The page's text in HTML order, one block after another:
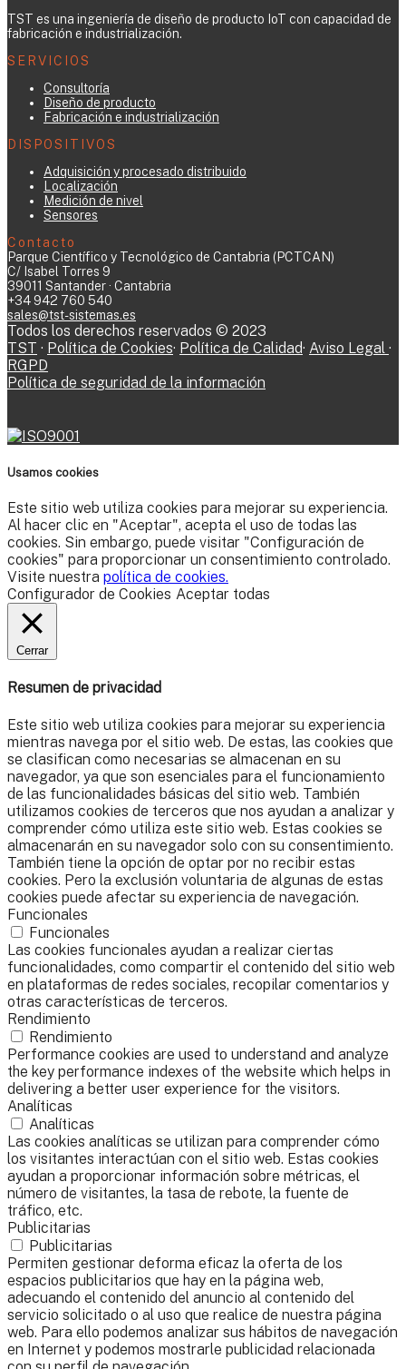
TST es una ingeniería de diseño de producto IoT con capacidad de
fabricación e industrialización.
SERVICIOS
Consultoría
Diseño de producto
Fabricación e industrialización
DISPOSITIVOS
Adquisición y procesado distribuido
Localización
Medición de nivel
Sensores
Contacto
Parque Científico y Tecnológico de Cantabria (PCTCAN)
C/ Isabel Torres 9
39011 Santander · Cantabria
+34 942 760 540
sales@tst-sistemas.es
Todos los derechos reservados © 2023
TST · Política de Cookies· Política de Calidad· Aviso Legal ·
RGPD
Política de seguridad de la información
Usamos cookies
Este sitio web utiliza cookies para mejorar su experiencia.
Al hacer clic en "Aceptar", acepta el uso de todas las
cookies. Sin embargo, puede visitar "Configuración de
cookies" para proporcionar un consentimiento controlado.
Visite nuestra política de cookies.
Configurador de Cookies Aceptar todas
Cerrar
Resumen de privacidad
Este sitio web utiliza cookies para mejorar su experiencia
mientras navega por el sitio web. De estas, las cookies que
se clasifican como necesarias se almacenan en su
navegador, ya que son esenciales para el funcionamiento
de las funcionalidades básicas del sitio web. También
utilizamos cookies de terceros que nos ayudan a analizar y
comprender cómo utiliza este sitio web. Estas cookies se
almacenarán en su navegador solo con su consentimiento.
También tiene la opción de optar por no recibir estas
cookies. Pero la exclusión voluntaria de algunas de estas
cookies puede afectar su experiencia de navegación.
Funcionales
Funcionales
Las cookies funcionales ayudan a realizar ciertas
funcionalidades, como compartir el contenido del sitio web
en plataformas de redes sociales, recopilar comentarios y
otras características de terceros.
Rendimiento
Rendimiento
Performance cookies are used to understand and analyze
the key performance indexes of the website which helps in
delivering a better user experience for the visitors.
Analíticas
Analíticas
Las cookies analíticas se utilizan para comprender cómo
los visitantes interactúan con el sitio web. Estas cookies
ayudan a proporcionar información sobre métricas, el
número de visitantes, la tasa de rebote, la fuente de
tráfico, etc.
Publicitarias
Publicitarias
Permiten gestionar deforma eficaz la oferta de los
espacios publicitarios que hay en la página web,
adecuando el contenido del anuncio al contenido del
servicio solicitado o al uso que realice de nuestra página
web. Para ello podemos analizar sus hábitos de navegación
en Internet y podemos mostrarle publicidad relacionada